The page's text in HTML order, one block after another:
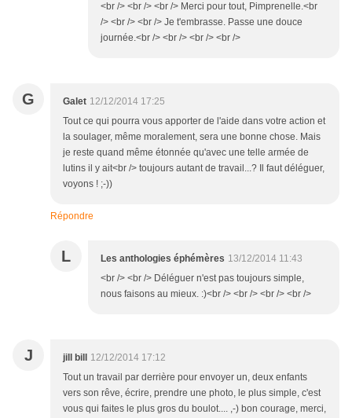
<br /> <br /> <br /> Merci pour tout, Pimprenelle.<br
/> <br /> <br /> Je t'embrasse. Passe une douce
journée.<br /> <br /> <br /> <br />
G Galet 12/12/2014 17:25
Tout ce qui pourra vous apporter de l'aide dans votre action et
la soulager, même moralement, sera une bonne chose. Mais
je reste quand même étonnée qu'avec une telle armée de
lutins il y ait<br /> toujours autant de travail...? Il faut déléguer,
voyons ! ;-))
Répondre
L Les anthologies éphémères 13/12/2014 11:43
<br /> <br /> Déléguer n'est pas toujours simple,
nous faisons au mieux. :)<br /> <br /> <br /> <br />
J jill bill
12/12/2014 17:12
Tout un travail par derrière pour envoyer un, deux enfants
vers son rêve, écrire, prendre une photo, le plus simple, c'est
vous qui faites le plus gros du boulot.... ,-) bon courage, merci,